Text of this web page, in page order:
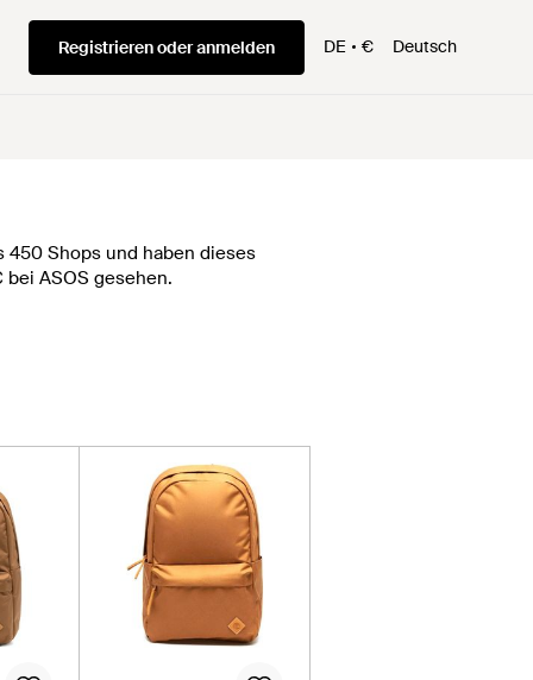
Registrieren oder anmelden DE € Deutsch
450 Shops und haben dieses
ASOS gesehen.